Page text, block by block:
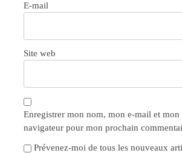
E-mail
Site web
Enregistrer mon nom, mon e-mail et mon
navigateur pour mon prochain
Prévenez-moi de tous les nouveaux